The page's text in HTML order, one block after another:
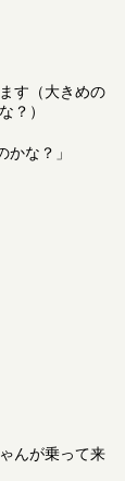
す（大きめの
？）
な？」
んが乗って来